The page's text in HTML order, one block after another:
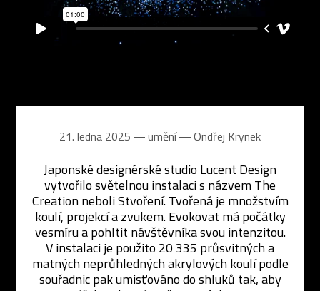
21. ledna 2025 ― umění ―Ondřej Krynek
Japonské designérské studio Lucent Design
vytvořilo světelnou instalaci s názvem The
Creation neboli Stvoření. Tvořená je množstvím
koulí, projekcí a zvukem. Evokovat má počátky
vesmíru a pohltit návštěvníka svou intenzitou.
V instalaci je použito 20 335 průsvitných a
matných neprůhledných akrylových koulí podle
souřadnic pak umisťováno do shluků tak, aby